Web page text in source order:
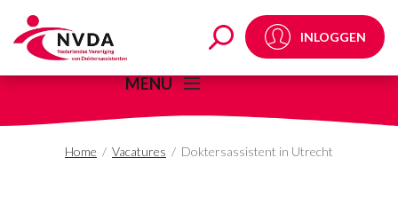
Doktersassistent in
INLOGGEN
MENU
Home / Vacatures / Doktersassistent in Utrecht